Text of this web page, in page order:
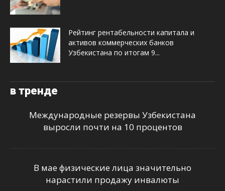
Рейтинг рентабельности капитала и
активов коммерческих банков
Узбекистана по итогам 9...
в тренде
Международные резервы Узбекистана
выросли почти на 10 процентов
В мае физические лица значительно
нарастили продажу инвалюты